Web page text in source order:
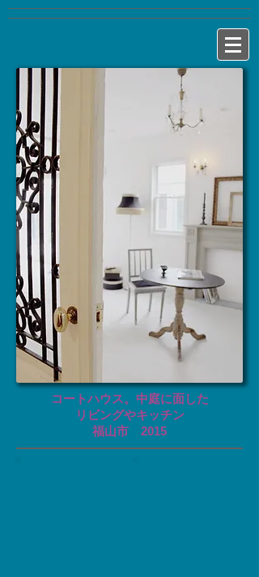
コートハウス。中庭に面した
リビングやキッチン
福山市 ​2015